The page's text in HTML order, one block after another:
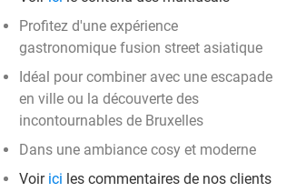
Profitez d'une expérience
gastronomique fusion street asiatique
Idéal pour combiner avec une escapade
en ville ou la découverte des
incontournables de Bruxelles
Dans une ambiance cosy et moderne
Voir ici les commentaires de nos clients